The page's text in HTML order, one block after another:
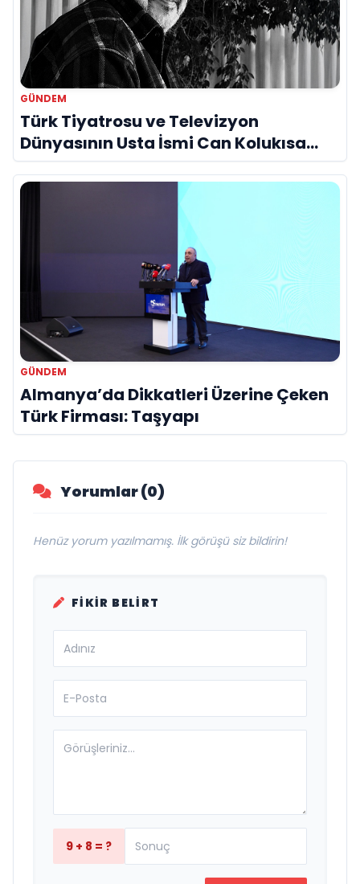
GÜNDEM
Türk Tiyatrosu ve Televizyon
Dünyasının Usta İsmi Can Kolukısa
Hayatını Kaybetti
GÜNDEM
Almanya’da Dikkatleri Üzerine Çeken
Türk Firması: Taşyapı
Yorumlar (0)
Henüz yorum yazılmamış. İlk görüşü siz bildirin!
FIKIR BELIRT
9 + 8 = ?